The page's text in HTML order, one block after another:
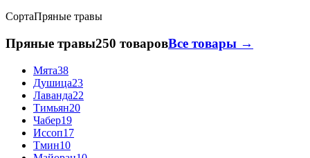
СортаПряные травы
Пряные травы250 товаровВсе товары →
Мята38
Душица23
Лаванда22
Тимьян20
Чабер19
Иссоп17
Тмин10